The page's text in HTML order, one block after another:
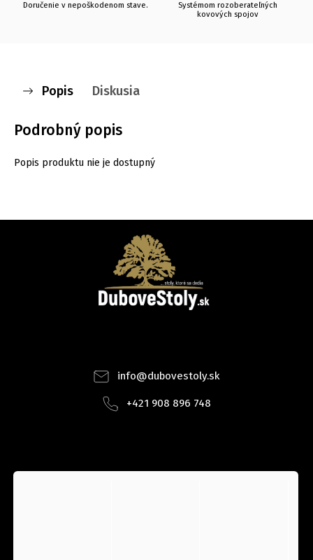
Doručenie v nepoškodenom stave.
Systémom rozoberateľných
kovových spojov
Popis Diskusia
Podrobný popis
Popis produktu nie je dostupný
info@dubovestoly.sk
+421 908 896 748